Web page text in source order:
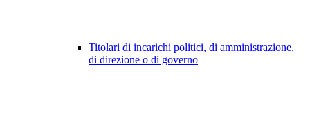
Titolari di incarichi politici, di amministrazione,
di direzione o di governo